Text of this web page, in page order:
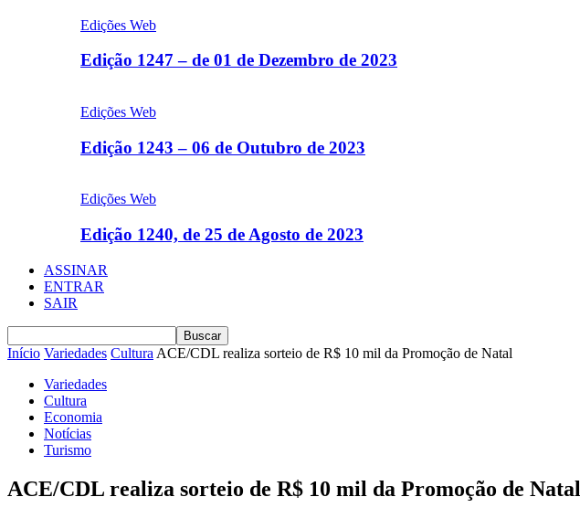
Edições Web
Edição 1247 – de 01 de Dezembro de 2023
Edições Web
Edição 1243 – 06 de Outubro de 2023
Edições Web
Edição 1240, de 25 de Agosto de 2023
ASSINAR
ENTRAR
SAIR
Início Variedades Cultura ACE/CDL realiza sorteio de R$ 10 mil da Promoção de Natal
Variedades
Cultura
Economia
Notícias
Turismo
ACE/CDL realiza sorteio de R$ 10 mil da Promoção de Natal